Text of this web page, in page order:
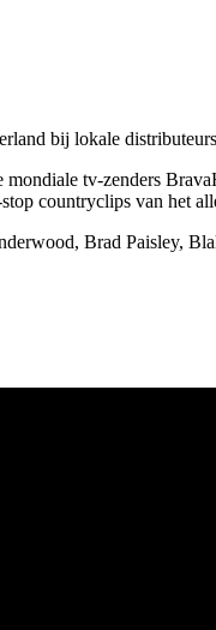
bij lokale
tv-zenders
countryclips van het
Brad Paisley,